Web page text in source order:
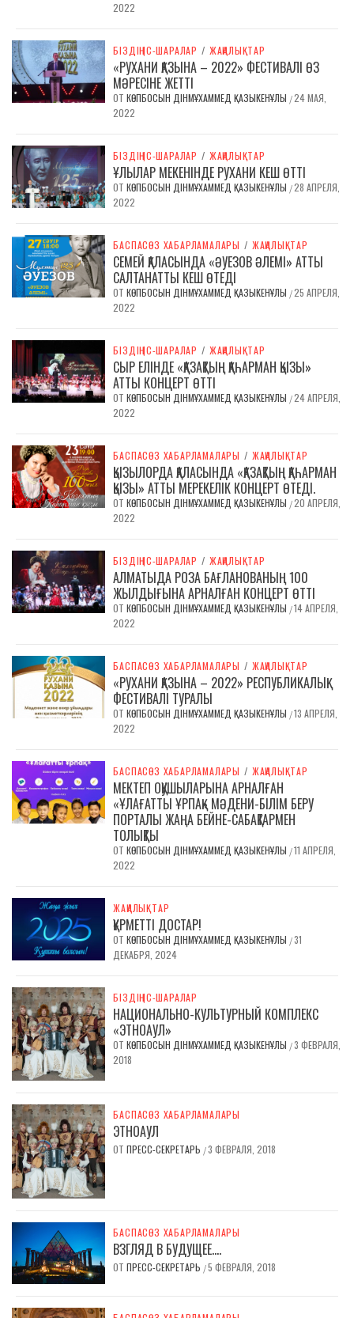
2022
БІЗДІҢ ІС-ШАРАЛАР / ЖАҢАЛЫҚТАР
«РУХАНИ ҚАЗЫНА – 2022» ФЕСТИВАЛІ ӨЗ
МӘРЕСІНЕ ЖЕТТІ
ОТ КӨПБОСЫН ДІНМҰХАММЕД ҚАЗЫКЕНҰЛЫ /24 МАЯ,
2022
БІЗДІҢ ІС-ШАРАЛАР / ЖАҢАЛЫҚТАР
ҰЛЫЛАР МЕКЕНІНДЕ РУХАНИ КЕШ ӨТТІ
ОТ КӨПБОСЫН ДІНМҰХАММЕД ҚАЗЫКЕНҰЛЫ /28 АПРЕЛЯ,
2022
БАСПАСӨЗ ХАБАРЛАМАЛАРЫ / ЖАҢАЛЫҚТАР
СЕМЕЙ ҚАЛАСЫНДА «ӘУЕЗОВ ӘЛЕМІ» АТТЫ
САЛТАНАТТЫ КЕШ ӨТЕДІ
ОТ КӨПБОСЫН ДІНМҰХАММЕД ҚАЗЫКЕНҰЛЫ /25 АПРЕЛЯ,
2022
БІЗДІҢ ІС-ШАРАЛАР / ЖАҢАЛЫҚТАР
СЫР ЕЛІНДЕ «ҚАЗАҚТЫҢ ҚАҺАРМАН ҚЫЗЫ»
АТТЫ КОНЦЕРТ ӨТТІ
ОТ КӨПБОСЫН ДІНМҰХАММЕД ҚАЗЫКЕНҰЛЫ /24 АПРЕЛЯ,
2022
БАСПАСӨЗ ХАБАРЛАМАЛАРЫ / ЖАҢАЛЫҚТАР
ҚЫЗЫЛОРДА ҚАЛАСЫНДА «ҚАЗАҚТЫҢ ҚАҺАРМАН
ҚЫЗЫ» АТТЫ МЕРЕКЕЛІК КОНЦЕРТ ӨТЕДІ.
ОТ КӨПБОСЫН ДІНМҰХАММЕД ҚАЗЫКЕНҰЛЫ /20 АПРЕЛЯ,
2022
БІЗДІҢ ІС-ШАРАЛАР / ЖАҢАЛЫҚТАР
АЛМАТЫДА РОЗА БАҒЛАНОВАНЫҢ 100
ЖЫЛДЫҒЫНА АРНАЛҒАН КОНЦЕРТ ӨТТІ
ОТ КӨПБОСЫН ДІНМҰХАММЕД ҚАЗЫКЕНҰЛЫ /14 АПРЕЛЯ,
2022
БАСПАСӨЗ ХАБАРЛАМАЛАРЫ / ЖАҢАЛЫҚТАР
«РУХАНИ ҚАЗЫНА – 2022» РЕСПУБЛИКАЛЫҚ
ФЕСТИВАЛІ ТУРАЛЫ
ОТ КӨПБОСЫН ДІНМҰХАММЕД ҚАЗЫКЕНҰЛЫ /13 АПРЕЛЯ,
2022
БАСПАСӨЗ ХАБАРЛАМАЛАРЫ / ЖАҢАЛЫҚТАР
МЕКТЕП ОҚУШЫЛАРЫНА АРНАЛҒАН
«ҰЛАҒАТТЫ ҰРПАҚ» МӘДЕНИ-БІЛІМ БЕРУ
ПОРТАЛЫ ЖАҢА БЕЙНЕ-САБАҚТАРМЕН
ТОЛЫҚТЫ
ОТ КӨПБОСЫН ДІНМҰХАММЕД ҚАЗЫКЕНҰЛЫ /11 АПРЕЛЯ,
2022
ЖАҢАЛЫҚТАР
ҚҰРМЕТТІ ДОСТАР!
ОТ КӨПБОСЫН ДІНМҰХАММЕД ҚАЗЫКЕНҰЛЫ /31
ДЕКАБРЯ, 2024
БІЗДІҢ ІС-ШАРАЛАР
НАЦИОНАЛЬНО-КУЛЬТУРНЫЙ КОМПЛЕКС
«ЭТНОАУЛ»
ОТ КӨПБОСЫН ДІНМҰХАММЕД ҚАЗЫКЕНҰЛЫ /3 ФЕВРАЛЯ,
2018
БАСПАСӨЗ ХАБАРЛАМАЛАРЫ
ЭТНОАУЛ
ОТ ПРЕСС-СЕКРЕТАРЬ /3 ФЕВРАЛЯ, 2018
БАСПАСӨЗ ХАБАРЛАМАЛАРЫ
ВЗГЛЯД В БУДУЩЕЕ….
ОТ ПРЕСС-СЕКРЕТАРЬ /5 ФЕВРАЛЯ, 2018